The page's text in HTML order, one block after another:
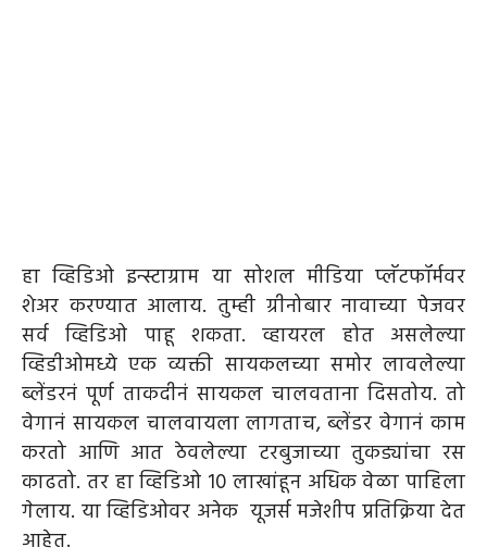
हा व्हिडिओ इन्स्टाग्राम या सोशल मीडिया प्लॅटफॉर्मवर
शेअर करण्यात आलाय. तुम्ही ग्रीनोबार नावाच्या पेजवर
सर्व व्हिडिओ पाहू शकता. व्हायरल होत असलेल्या
व्हिडीओमध्ये एक व्यक्ती सायकलच्या समोर लावलेल्या
ब्लेंडरनं पूर्ण ताकदीनं सायकल चालवताना दिसतोय. तो
वेगानं सायकल चालवायला लागताच, ब्लेंडर वेगानं काम
करतो आणि आत ठेवलेल्या टरबुजाच्या तुकड्यांचा रस
काढतो. तर हा व्हिडिओ 10 लाखांहून अधिक वेळा पाहिला
गेलाय. या व्हिडिओवर अनेक यूजर्स मजेशीप प्रतिक्रिया देत
आहेत.